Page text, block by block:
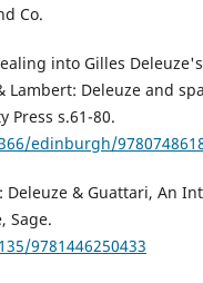
Co.
into Gilles
Lambert: Deleuze and
Press s.61-80.
edinburgh/
Deleuze & Guattari, An
Sage.
9781446250433